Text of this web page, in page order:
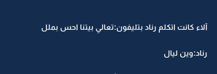
آلاء كانت اتكلم رناد بتليفون:تعالي بيتنا احس بملل
رناد:وين ليال